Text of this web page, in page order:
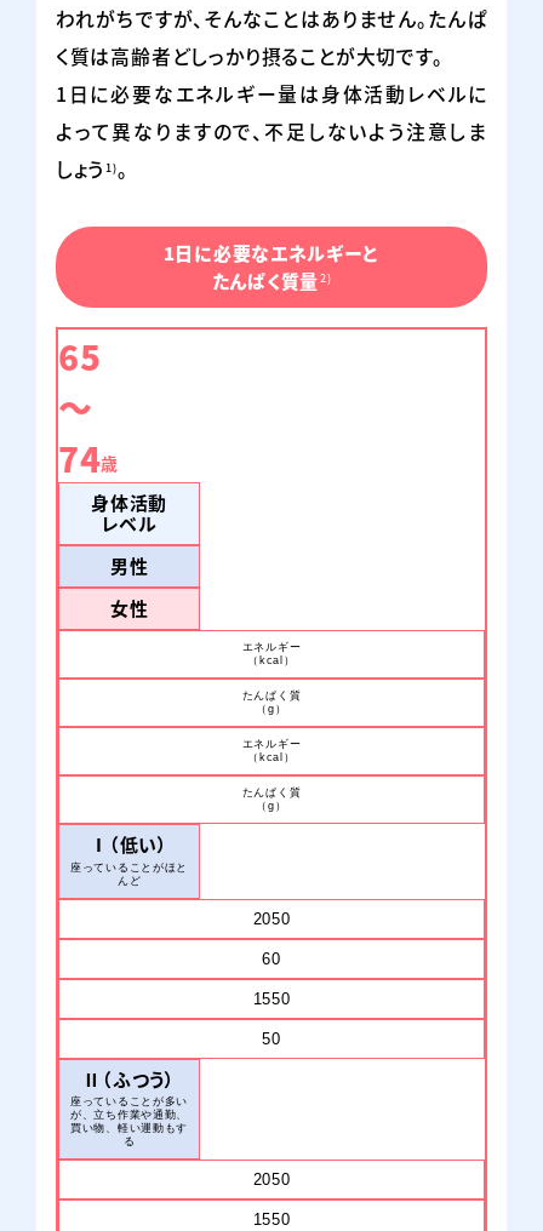
われがちですが、そんなことはありません。たんぱ
く質は高齢者どしっかり摂ることが大切です。
1日に必要なエネルギー量は身体活動レベルに
よって異なりますので、不足しないよう注意しま
しょう 1)。
1日に必要なエネルギーと
たんぱく質量2)
65
〜
74歳
身体活動
レベル
男性
女性
エネルギー
（kcal）
たんぱく質
（g）
エネルギー
（kcal）
たんぱく質
（g）
Ⅰ（低い）
座っていることがほと
んど
2050
60
1550
50
Ⅱ（ふつう）
座っていることが多い
が、立ち作業や通勤、
買い物、軽い運動もす
る
2050
1550
Yahoo!
ショッピングで購入
au Pay
マーケットで購入
アイソカル® ゼリー もっとハイカロリー
ネスレ ヘルスサイエンスオンラインショップで購入
amazonで購入 楽天市場で購入
ショッピングで購入
マーケットで購入
アイソカル® ゼリー ミネラルプラス
ネスレ ヘルスサイエンスオンラインショップで購入